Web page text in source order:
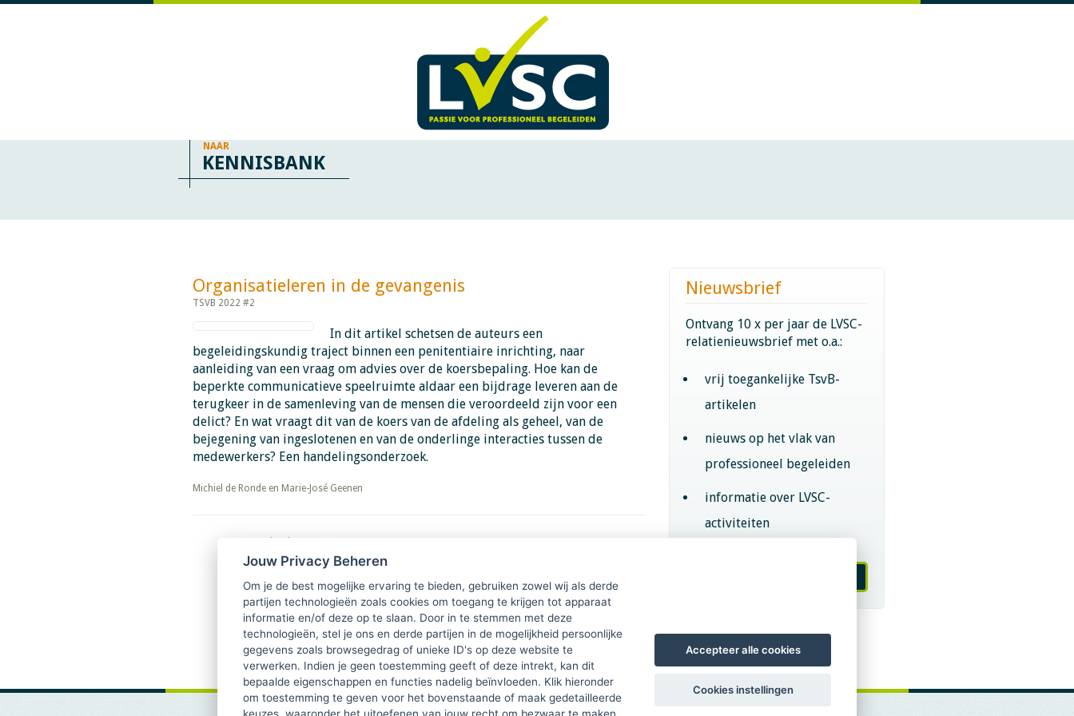
NAAR
KENNISBANK
Organisatieleren in de gevangenis​​​​​​
TSVB 2022 #2
In dit artikel schetsen de auteurs een
begeleidingskundig traject binnen een penitentiaire inrichting, naar
aanleiding van een vraag om advies over de koersbepaling. Hoe kan de
beperkte communicatieve speelruimte aldaar een bijdrage leveren aan de
terugkeer in de samenleving van de mensen die veroordeeld zijn voor een
delict? En wat vraagt dit van de koers van de afdeling als geheel, van de
bejegening van ingeslotenen en van de onderlinge interacties tussen de
medewerkers? Een handelingsonderzoek.
​​​​​​​Michiel de Ronde en Marie-José Geenen
TsvB 2022-2-2 Organisatieleren in de
gevangenis
Nieuwsbrief
Ontvang 10 x per jaar de LVSC-
relatienieuwsbrief met o.a.:
vrij toegankelijke TsvB-
artikelen
nieuws op het vlak van
professioneel begeleiden
informatie over LVSC-
activiteiten
Jouw Privacy Beheren
Om je de best mogelijke ervaring te bieden, gebruiken zowel wij als derde
partijen technologieën zoals cookies om toegang te krijgen tot apparaat
informatie en/of deze op te slaan. Door in te stemmen met deze
technologieën, stel je ons en derde partijen in de mogelijkheid persoonlijke
gegevens zoals browsegedrag of unieke ID's op deze website te
verwerken. Indien je geen toestemming geeft of deze intrekt, kan dit
bepaalde eigenschappen en functies nadelig beïnvloeden. Klik hieronder
om toestemming te geven voor het bovenstaande of maak gedetailleerde
Accepteer alle cookies
Cookies instellingen